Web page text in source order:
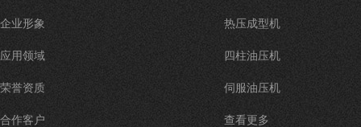
企业形象
应用领域
荣誉资质
合作客户
热压成型机
四柱油压机
伺服油压机
查看更多